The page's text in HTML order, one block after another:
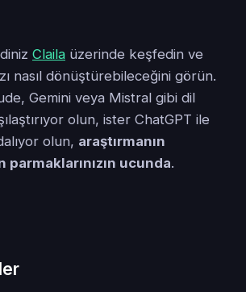
Claila üzerinde keşfedin ve
nasıl dönüştürebileceğini görün.
Gemini veya Mistral gibi dil
olun, ister ChatGPT ile
olun, araştırmanın
ucunda.